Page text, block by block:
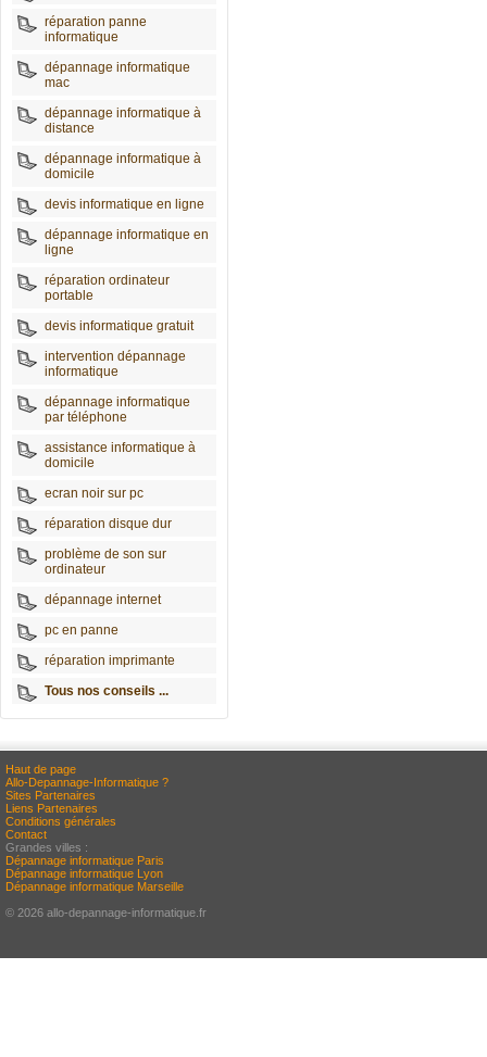
réparation panne
informatique
dépannage informatique
mac
dépannage informatique à
distance
dépannage informatique à
domicile
devis informatique en ligne
dépannage informatique en
ligne
réparation ordinateur
portable
devis informatique gratuit
intervention dépannage
informatique
dépannage informatique
par téléphone
assistance informatique à
domicile
ecran noir sur pc
réparation disque dur
problème de son sur
ordinateur
dépannage internet
pc en panne
réparation imprimante
Tous nos conseils ...
Haut de page
Allo-Depannage-Informatique ?
Sites Partenaires
Liens Partenaires
Conditions générales
Contact
Grandes villes :
Dépannage informatique Paris
Dépannage informatique Lyon
Dépannage informatique Marseille
© 2026 allo-depannage-informatique.fr